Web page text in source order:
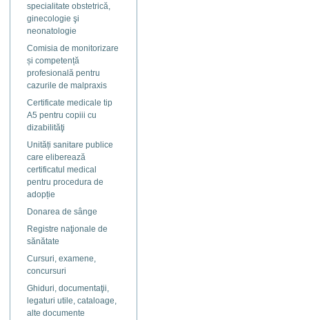
specialitate obstetrică,
ginecologie şi
neonatologie
Comisia de monitorizare
și competență
profesională pentru
cazurile de malpraxis
Certificate medicale tip
A5 pentru copiii cu
dizabilităţi
Unități sanitare publice
care eliberează
certificatul medical
pentru procedura de
adopție
Donarea de sânge
Registre naţionale de
sănătate
Cursuri, examene,
concursuri
Ghiduri, documentaţii,
legaturi utile, cataloage,
alte documente